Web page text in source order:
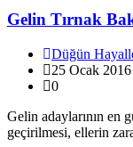
Gelin Tırnak
Düğün
25 Ocak 2016
0
Gelin adaylarının en
geçirilmesi, ellerin